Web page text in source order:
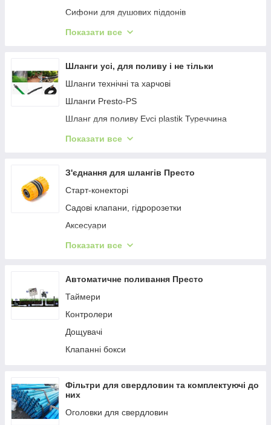
Сифони для душових піддонів
Сифони для раковини
Донні клапани для ванни
Сифони для кухонних мийок
Шланги для пральної машини
Сифони для ванної
Комплектуючі для сифонів, трапів
Сифони,гофри,шланги для каналізації
Santehplast
Показати все
Шланги усі, для поливу і не тільки
Шланги технічні та харчові
Шланги Presto-PS
Шланг для поливу Evci plastik Туреччина
Поливальні шланги FITT
Комплекті для поливання
Шланги для поливання Bradas
Шланги, що сочаться
Поливальні шланги "Cellfast" Польща
Шланги для поливання
Показати все
З'єднання для шлангів Престо
Старт-конекторі
Садові клапани, гідророзетки
Аксесуари
Редуктори тиску
Показати все
Автоматичне поливання Престо
Таймери
Контролери
Дощувачі
Клапанні бокси
Фільтри для свердловин та комплектуючі до
них
Оголовки для свердловин